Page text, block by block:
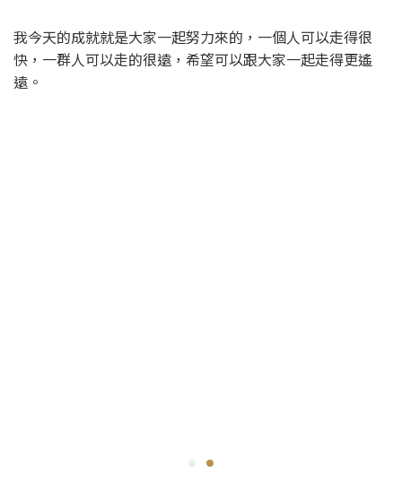
我今天的成就就是大家一起努力來的，一個人可以走得很
快，一群人可以走的很遠，希望可以跟大家一起走得更遙
遠。